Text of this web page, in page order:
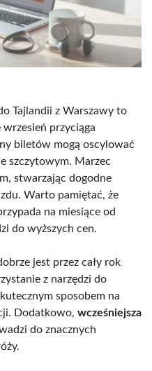
Tajlandii z Warszawy to
wrzesień przyciąga
biletów mogą oscylować
szczytowym. Marzec
stwarzając dogodne
Warto pamiętać, że
na miesiące od
do wyższych cen.
jest przez cały rok
z narzędzi do
sposobem na
Dodatkowo, wcześniejsza
do znacznych